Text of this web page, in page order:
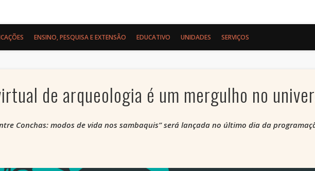
ENSINO, PESQUISA E EXTENSÃO EDUCATIVO UNIDADES SERVIÇOS
de arqueologia é um mergulho no
Conchas: modos de vida nos sambaquis” será lançada no último dia da